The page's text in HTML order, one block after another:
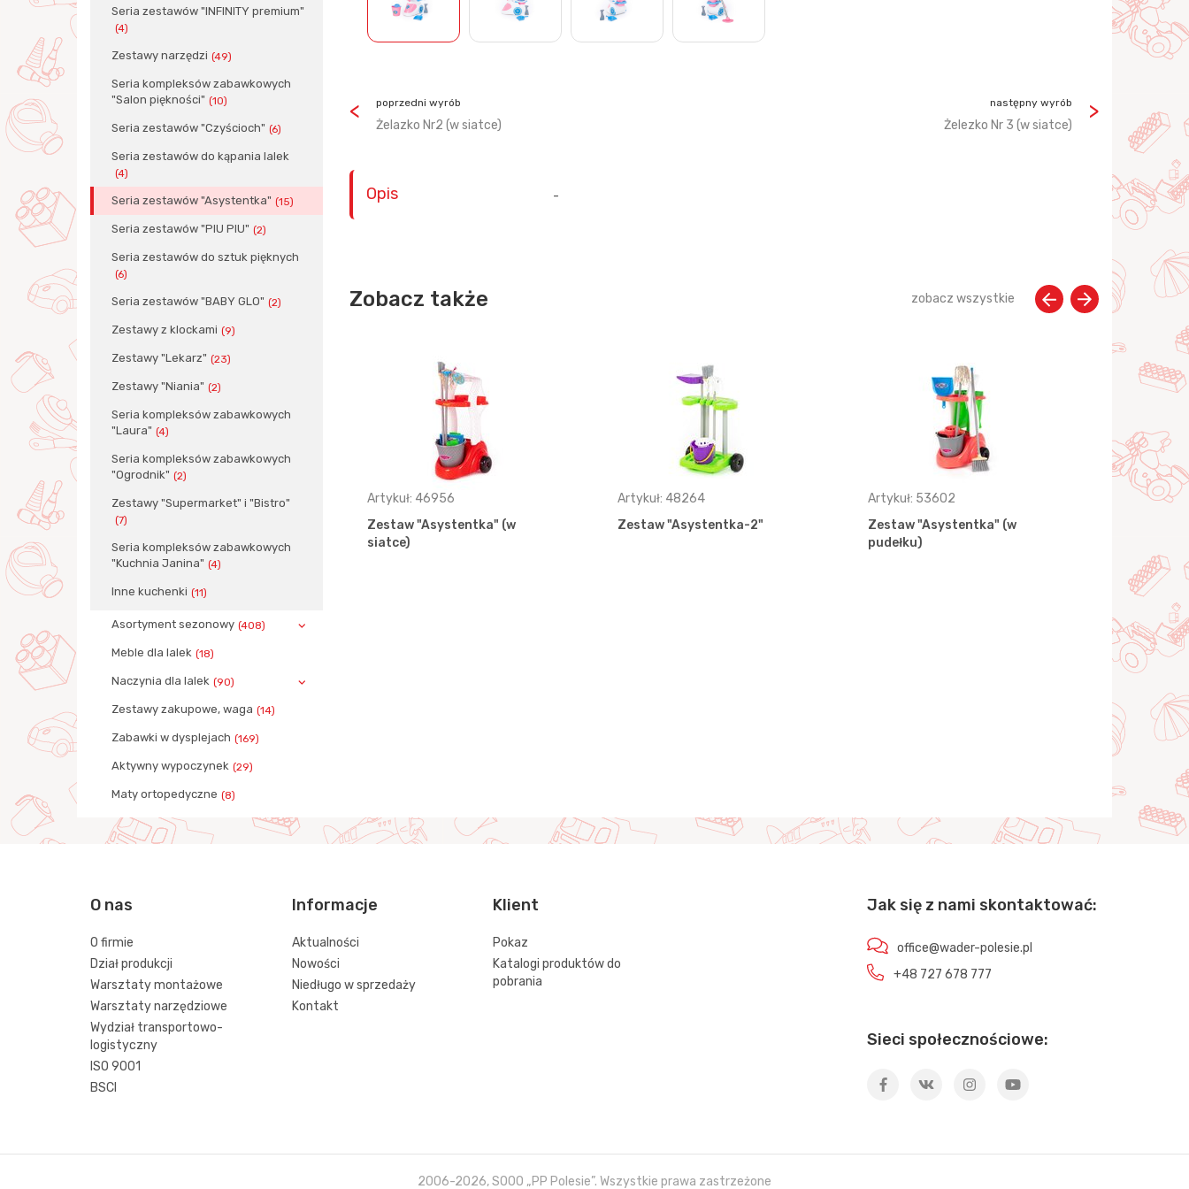
Seria zestawów "INFINITY premium"
(4)
Zestawy narzędzi (49)
Seria kompleksów zabawkowych
"Salon piękności" (10)
Seria zestawów "Czyścioch" (6)
Seria zestawów do kąpania lalek
(4)
Seria zestawów "Asystentka" (15)
Seria zestawów "PIU PIU" (2)
Seria zestawów do sztuk pięknych
(6)
Seria zestawów "BABY GLO" (2)
Zestawy z klockami (9)
Zestawy "Lekarz" (23)
Zestawy "Niania" (2)
Seria kompleksów zabawkowych
"Laura" (4)
Seria kompleksów zabawkowych
"Ogrodnik" (2)
Zestawy "Supermarket" i "Bistro"
(7)
Seria kompleksów zabawkowych
"Kuchnia Janina" (4)
Inne kuchenki (11)
Asortyment sezonowy (408)
Meble dla lalek (18)
Naczynia dla lalek (90)
Zestawy zakupowe, waga (14)
Zabawki w dysplejach (169)
Aktywny wypoczynek (29)
Maty ortopedyczne (8)
poprzedni wyrób
Żelazko Nr2 (w siatce)
następny wyrób
Żelezko Nr 3 (w siatce)
Opis -
Zobacz także zobacz wszystkie
Artykuł: 64476
Żelezko Nr 3 (w siatce)
Artykuł: 46956
Zestaw "Asystentka" (w
siatce)
Artykuł: 48264
Zestaw "Asystentka-2"
Artykuł: 53602
Zestaw "Asystentka" (w
pudełku)
Artykuł:
O nas
O firmie
Dział produkcji
Warsztaty montażowe
Warsztaty narzędziowe
Wydział transportowo-
logistyczny
ISO 9001
BSCI
Informacje
Aktualności
Nowości
Niedługo w sprzedaży
Kontakt
Klient
Pokaz
Katalogi produktów do
pobrania
Jak się z nami skontaktować:
office@wader-polesie.pl
+48 727 678 777
Sieci społecznościowe:
2006-2026, SOOO „PP Polesie”. Wszystkie prawa zastrzeżone